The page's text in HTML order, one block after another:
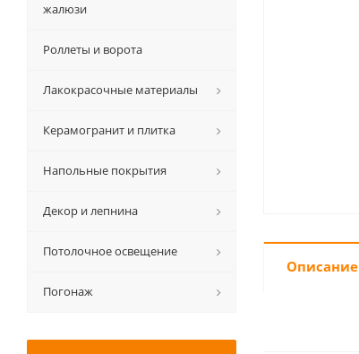
Описание
жалюзи
Роллеты и ворота
Лакокрасочные материалы
Керамогранит и плитка
Напольные покрытия
Декор и лепнина
Потолочное освещение
Погонаж